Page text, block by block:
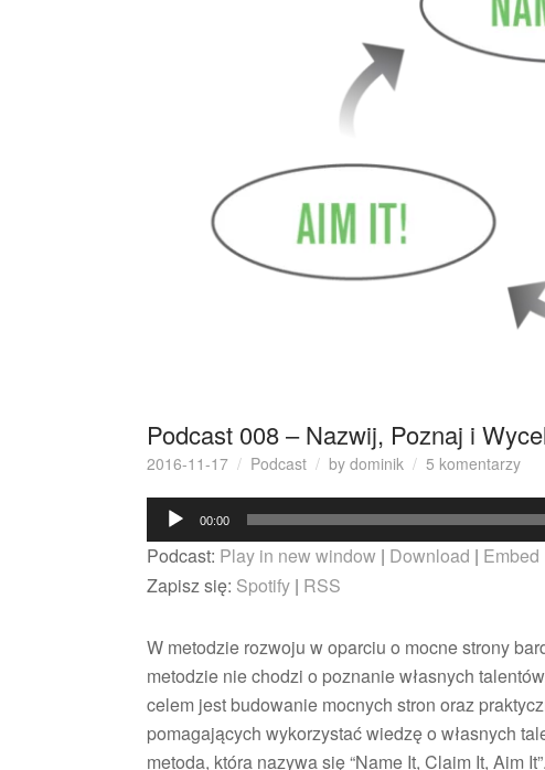
Podcast 008 – Nazwij, Poznaj i
2016-11-17 Podcast by dominik 5 komentarzydo
008
–
Odtwarzacz
plików
dźwiękowych
00:00
Podcast: Play in new window | Download | Embed
Zapisz się: Spotify | RSS
W metodzie rozwoju w oparciu o mocne strony
metodzie nie chodzi o poznanie własnych
celem jest budowanie mocnych stron oraz
pomagających wykorzystać wiedzę o własnych
metoda, która nazywa się “Name It, Claim It, Aim